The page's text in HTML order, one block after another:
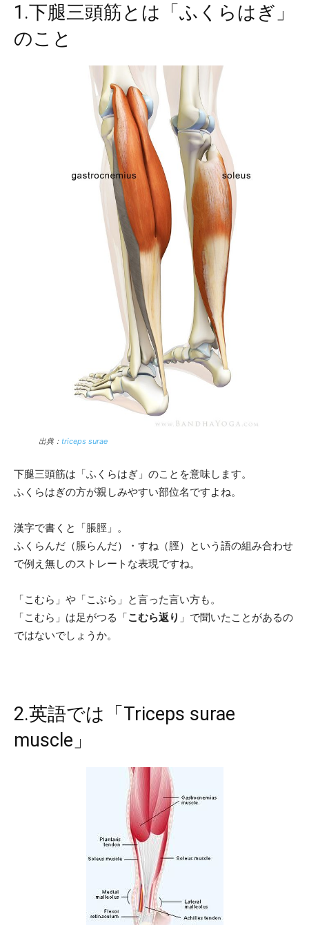
1.下腿三頭筋とは「ふくらはぎ」
のこと
出典： triceps surae
下腿三頭筋は「ふくらはぎ」のことを意味します。
ふくらはぎの方が親しみやすい部位名ですよね。
漢字で書くと「脹脛」。
ふくらんだ（脹らんだ）・すね（脛）という語の組み合わせ
で例え無しのストレートな表現ですね。
「こむら」や「こぶら」と言った言い方も。
「こむら」は足がつる「こむら返り 」で聞いたことがあるの
ではないでしょうか。
2.英語では「Triceps surae
muscle」